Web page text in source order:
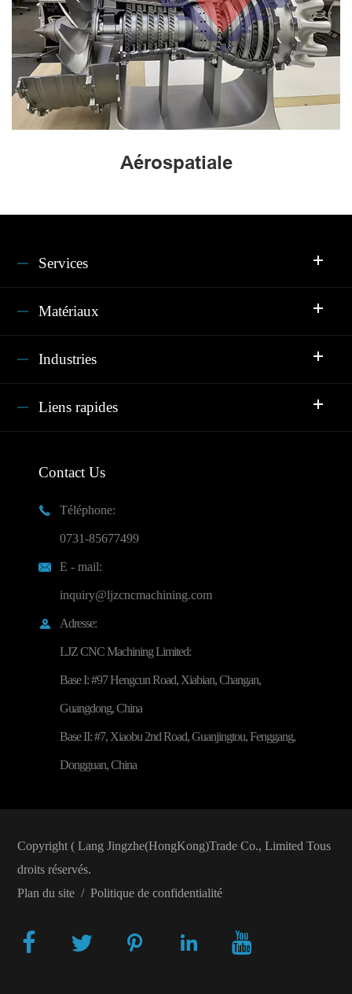
Aérospatiale
Services
Matériaux
Industries
Liens rapides
Contact Us

Téléphone:
0731-85677499

E - mail:
inquiry@ljzcncmachining.com

Adresse:
LJZ CNC Machining Limited:
Base I: #97 Hengcun Road, Xiabian, Changan,
Guangdong, China
Base II: #7, Xiaobu 2nd Road, Guanjingtou, Fenggang,
Dongguan, China
Copyright ( Lang Jingzhe(HongKong)Trade Co., LimitedTous
droits réservés.
Plan du site/ Politique de confidentialité